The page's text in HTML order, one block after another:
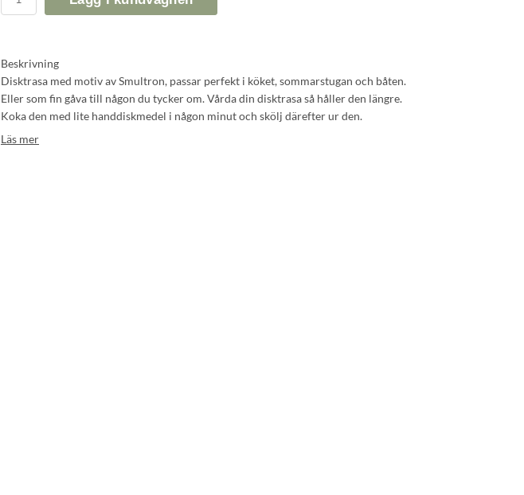
Beskrivning
Disktrasa med motiv av Smultron, passar perfekt i köket, sommarstugan och båten.
Eller som fin gåva till någon du tycker om. Vårda din disktrasa så håller den längre.
Koka den med lite handdiskmedel i någon minut och skölj därefter ur den.
Produktinformation
Läs mer